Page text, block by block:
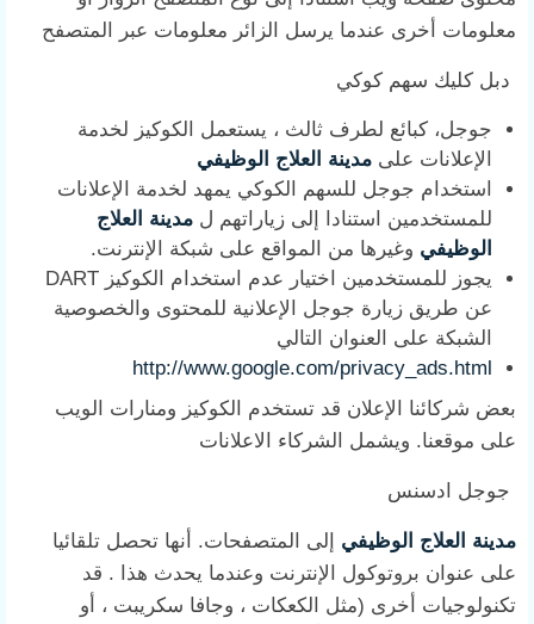
معلومات أخرى عندما يرسل الزائر معلومات عبر المتصفح
دبل كليك سهم كوكي
جوجل، كبائع لطرف ثالث ، يستعمل الكوكيز لخدمة
الإعلانات على مدينة العلاج الوظيفي
استخدام جوجل للسهم الكوكي يمهد لخدمة الإعلانات
للمستخدمين استنادا إلى زياراتهم ل مدينة العلاج
الوظيفي وغيرها من المواقع على شبكة الإنترنت.
يجوز للمستخدمين اختيار عدم استخدام الكوكيز DART
عن طريق زيارة جوجل الإعلانية للمحتوى والخصوصية
الشبكة على العنوان التالي
http://www.google.com/privacy_ads.html
بعض شركائنا الإعلان قد تستخدم الكوكيز ومنارات الويب
على موقعنا. ويشمل الشركاء الاعلانات
جوجل ادسنس
مدينة العلاج الوظيفي إلى المتصفحات. أنها تحصل تلقائيا
على عنوان بروتوكول الإنترنت وعندما يحدث هذا . قد
تكنولوجيات أخرى (مثل الكعكات ، وجافا سكريبت ، أو